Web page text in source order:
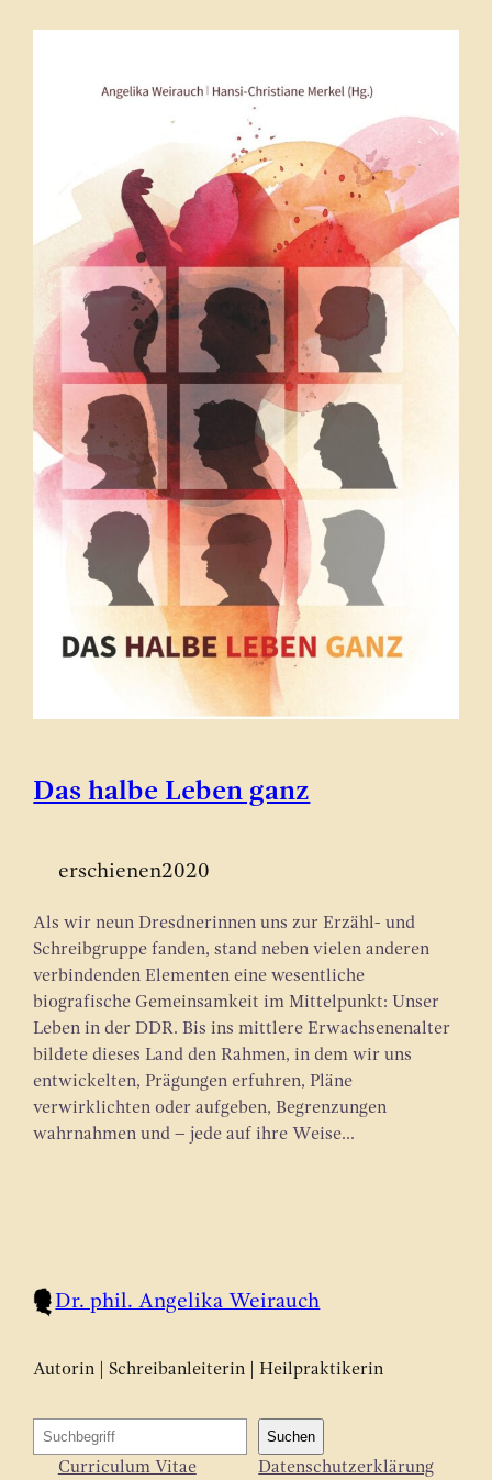
Das halbe Leben ganz
erschienen2020
Als wir neun Dresdnerinnen uns zur Erzähl- und
Schreibgruppe fanden, stand neben vielen anderen
verbindenden Elementen eine wesentliche
biografische Gemeinsamkeit im Mittelpunkt: Unser
Leben in der DDR. Bis ins mittlere Erwachsenenalter
bildete dieses Land den Rahmen, in dem wir uns
entwickelten, Prägungen erfuhren, Pläne
verwirklichten oder aufgeben, Begrenzungen
wahrnahmen und – jede auf ihre Weise…
Dr. phil. Angelika Weirauch
Autorin | Schreibanleiterin | Heilpraktikerin
Suchen
Curriculum Vitae Datenschutzerklärung